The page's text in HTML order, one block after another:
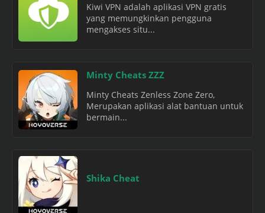
Kiwi VPN adalah aplikasi VPN gratis
yang memungkinkan pengguna
mengakses situ...
Minty Cheats ZZZ
Minty Cheats Zenless Zone Zero,
Merupakan aplikasi alat bantuan untuk
bermain...
Shika Cheat